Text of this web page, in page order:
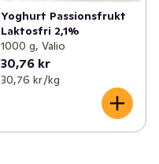
Yoghurt Passionsfrukt
Laktosfri 2,1%
1000 g, Valio
30,76 kr
30,76 kr /kg